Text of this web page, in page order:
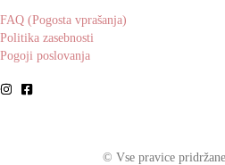
FAQ (Pogosta vprašanja)
Politika zasebnosti
Pogoji poslovanja
© Vse pravice